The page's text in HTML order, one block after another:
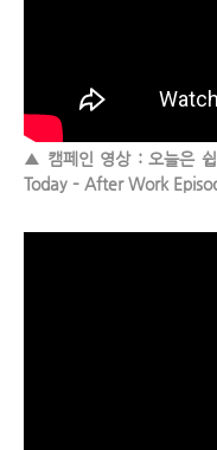
▲ 캠페인 영상 : 오늘은
Today – After Work